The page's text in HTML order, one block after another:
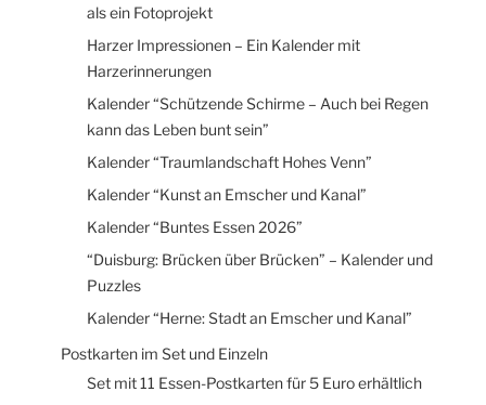
als ein Fotoprojekt
Harzer Impressionen – Ein Kalender mit
Harzerinnerungen
Kalender “Schützende Schirme – Auch bei Regen
kann das Leben bunt sein”
Kalender “Traumlandschaft Hohes Venn”
Kalender “Kunst an Emscher und Kanal”
Kalender “Buntes Essen 2026”
“Duisburg: Brücken über Brücken” – Kalender und
Puzzles
Kalender “Herne: Stadt an Emscher und Kanal”
Postkarten im Set und Einzeln
Set mit 11 Essen-Postkarten für 5 Euro erhältlich